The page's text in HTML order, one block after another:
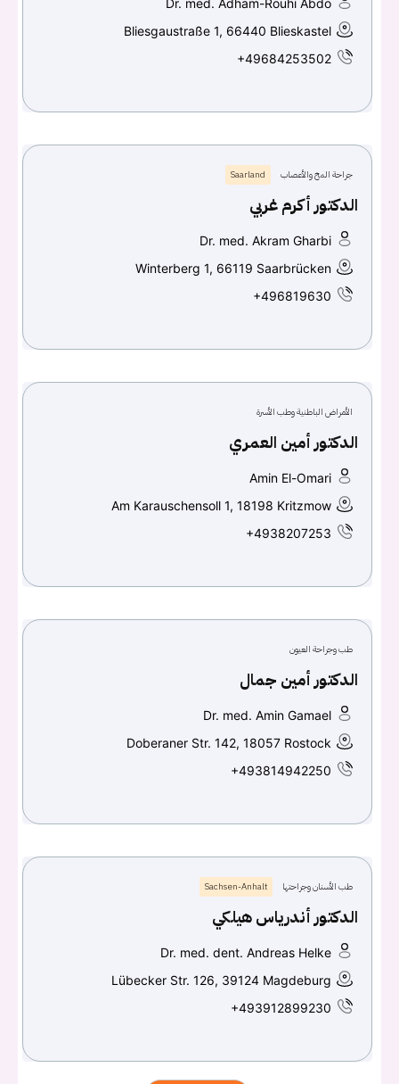
Dr. med. Adham-Rouhi Abdo
Bliesgaustraße 1, 66440 Blieskastel
+49684253502
جراحة المخ والأعصاب Saarland
الدكتور أكرم غربي
Dr. med. Akram Gharbi
Winterberg 1, 66119 Saarbrücken
+496819630
الأمراض الباطنية وطب الأسرة
الدكتور أمين العمري
Amin El-Omari
Am Karauschensoll 1, 18198 Kritzmow
+4938207253
طب وجراحة العيون
الدكتور أمين جمال
Dr. med. Amin Gamael
Doberaner Str. 142, 18057 Rostock
+493814942250
طب الأسنان وجراحتها Sachsen-Anhalt
الدكتور أندرياس هيلكي
Dr. med. dent. Andreas Helke
Lübecker Str. 126, 39124 Magdeburg
+493912899230